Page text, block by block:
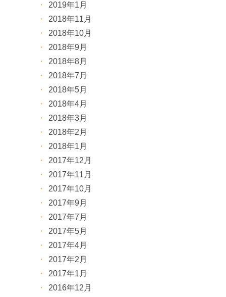
2019年1月
2018年11月
2018年10月
2018年9月
2018年8月
2018年7月
2018年5月
2018年4月
2018年3月
2018年2月
2018年1月
2017年12月
2017年11月
2017年10月
2017年9月
2017年7月
2017年5月
2017年4月
2017年2月
2017年1月
2016年12月